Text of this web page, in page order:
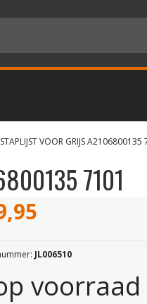
VOOR GRIJS A2106800135
7101
JL006510
voorraad